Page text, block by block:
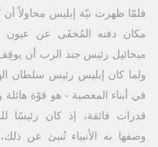
فلمّا ظهرت نيّة إبليس
مكان دفنه المُخفَى عن عيون
ميخائيل رئيس جند الرب أن
ولما كان إبليس رئيس سلطان
في أبناء المعصية - هو قوّة
قدرات فائقة، إذ كان رئيسًا
وصفها به الأنبياء تُنبئ عن